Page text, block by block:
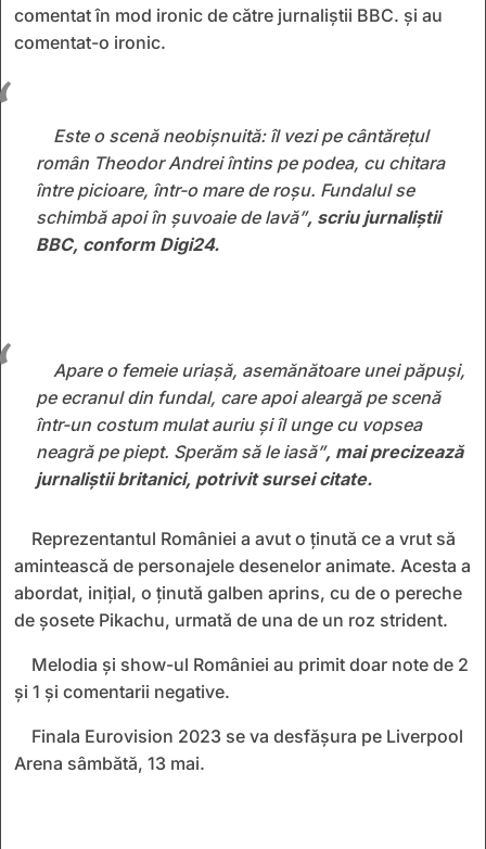
comentat în mod ironic de către jurnaliștii BBC. și au
comentat-o ironic.
Este o scenă neobișnuită: îl vezi pe cântărețul
român Theodor Andrei întins pe podea, cu chitara
între picioare, într-o mare de roșu. Fundalul se
schimbă apoi în șuvoaie de lavă”, scriu jurnaliștii
BBC, conform Digi24.
Apare o femeie uriașă, asemănătoare unei păpuși,
pe ecranul din fundal, care apoi aleargă pe scenă
într-un costum mulat auriu și îl unge cu vopsea
neagră pe piept. Sperăm să le iasă”, maiprecizează
jurnaliștii britanici, potrivit sursei citate.
Reprezentantul României a avut o ținută ce a vrut să
amintească de personajele desenelor animate. Acesta a
abordat, inițial, o ținută galben aprins, cu de o pereche
de șosete Pikachu, urmată de una de un roz strident.
Melodia și show-ul României au primit doar note de 2
și 1 și comentarii negative.
Finala Eurovision 2023 se va desfășura pe Liverpool
Arena sâmbătă, 13 mai.